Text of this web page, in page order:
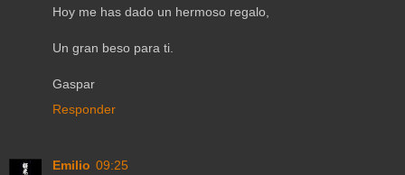
Hoy me has dado un hermoso regalo,
Un gran beso para ti.
Gaspar
Responder
Emilio 09:25